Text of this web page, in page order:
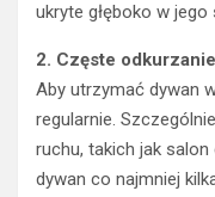
ukryte głęboko w jego
2. Częste
Aby utrzymać dywan
regularnie.
ruchu, takich jak
dywan co najmniej